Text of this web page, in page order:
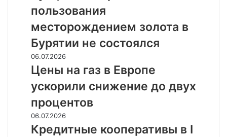
пользования
месторождением
золота
в
Бурятии
не
состоялся
пользования
месторождением золота в
Бурятии не состоялся
Цены
на
газ
в
Европе
ускорили
снижение
до
06.07.2026
Цены на газ в Европе
ускорили снижение до двух
процентов
Кредитные
кооперативы
06.07.2026
Кредитные кооперативы в I